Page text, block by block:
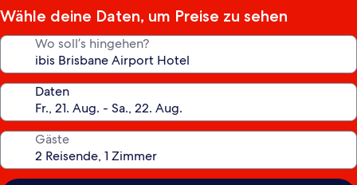
Wähle deine Daten, um Preise zu sehen
Wo soll’s hingehen?
Daten
Gäste